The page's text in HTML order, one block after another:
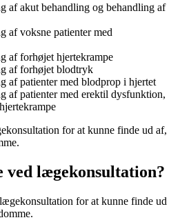
af akut behandling og behandling af
af voksne patienter med
af forhøjet hjertekrampe
af forhøjet blodtryk
af patienter med blodprop i hjertet
af patienter med erektil dysfunktion,
for at kunne finde ud af,
ved lægekonsultation?
for at kunne finde ud